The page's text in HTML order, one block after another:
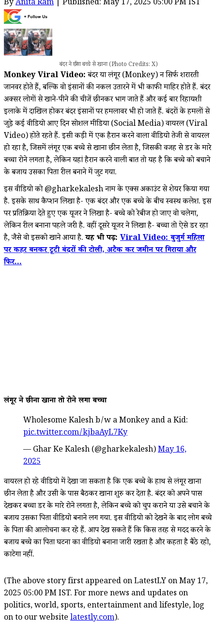
ByAnita Ram | Published: May 17, 2025 05:00 PM IST
बंदर ने छीना बच्चे से खाना (Photo Credits: X)
Monkey Viral Video:बंदर या लंगूर (Monkey) न सिर्फ शरारती
जानवर होते हैं, बल्कि वो इंसानों की नकल उतारने में भी काफी माहिर होते हैं. बंदर
अक्सर लोगों से खाने-पीने की चीजें छीनकर भाग जाते हैं और कई बार रिहायशी
इलाके में दाखिल होकर बंदर इंसानों पर हमलावर भी हो जाते हैं. बंदरों के हमलों से
जुड़े कई वीडियो आए दिन सोशल मीडिया (Social Media) वायरल (Viral
Video) होते रहते हैं. इसी कड़ी में एक हैरान करने वाला वीडियो तेजी से वायरल
हो रहा है, जिसमें लंगूर एक बच्चे से खाना छीन लेता है, जिसकी वजह से डर के मारे
बच्चा रोने लगता है, लेकिन यहां हैरान करने वाली बात तो यह है कि बच्चे को बचाने
के बजाय उसका पिता रील बनाने में जुट गया.
इस वीडियो को @gharkekalesh नाम के एक्स अकाउंट से शेयर किया गया
है. इसके साथ कैप्शन लिखा है- एक बंदर और एक बच्चे के बीच स्वस्थ कलेश. इस
पर प्रतिक्रिया देते हुए एक यूजर ने लिखा है- बच्चे को रेबीज हो जाए वो चलेगा,
लेकिन रील बनाना पहले जरूरी है. वहीं दूसरे यूजर ने लिखा है- बच्चा तो ऐसे डर रहा
है, जैसे वो इसको खाने आया है.यह भी पढ़ें: Viral Video: बुजुर्ग महिला
पर कहर बनकर टूटी बंदरों की टोली, अटैक कर जमीन पर गिराया और
फिर...
लंगूर ने छीना खाना तो रोने लगा बच्चा
Wholesome Kalesh b/w a Monkey and a Kid:
pic.twitter.com/kjbaAyL7Ky
— Ghar Ke Kalesh (@gharkekalesh)May 16,
2025
वायरल हो रहे वीडियो में देखा जा सकता है कि एक बच्चे के हाथ से लंगूर खाना
छीन लेता है और उसी के पास बैठकर खाना शुरु कर देता है. बंदर को अपने पास
देखकर बच्चा डर के मारे रोने लगता है, लेकिन बच्चे को चुप कराने या उसे बचाने के
बजाय उसका पिता वीडियो बनाने लग गया. इस वीडियो को देखने के बाद लोग बच्चे
के पिता की आलोचना कर रहे हैं. आप देख सकते हैं कि किस तरह से मदद करने के
बजाय बच्चे का पिता घटना का वीडियो बनाना जारी रखता है और कहता है बैठे रहो,
काटेगा नहीं.
(The above story first appeared on LatestLY on May 17,
2025 05:00 PM IST. For more news and updates on
politics, world, sports, entertainment and lifestyle, log
on to our website latestly.com).